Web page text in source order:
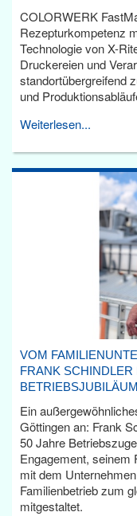
COLORWERK
Rezepturkompetenz
Technologie von X-
Druckereien und
standortübergreifend
und
Weiterlesen...
VOM
FRANK
Ein
Göttingen an: Frank
50 Jahre
Engagement, seinem
mit dem
Familienbetrieb zum
mitgestaltet.